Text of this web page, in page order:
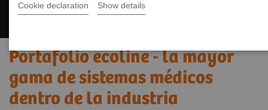
Cookie declaration Show details
Portafolio ecoline - la mayor
gama de sistemas médicos
dentro de la industria